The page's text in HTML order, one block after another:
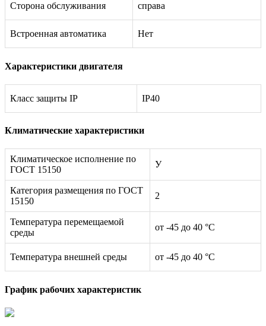
Сторона обслуживания справа
Встроенная автоматика Нет
Характеристики двигателя
Класс защиты IP IP40
Климатические характеристики
Климатическое исполнение по
ГОСТ 15150
У
Категория размещения по ГОСТ
15150
2
Температура перемещаемой
среды
от -45 до 40 °С
Температура внешней среды от -45 до 40 °С
График рабочих характеристик